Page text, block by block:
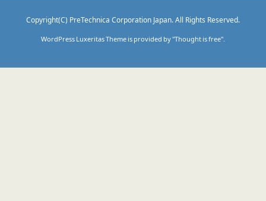
Copyright(C) PreTechnica Corporation Japan. All Rights Reserved.
WordPress Luxeritas Theme is provided by "Thought is free".